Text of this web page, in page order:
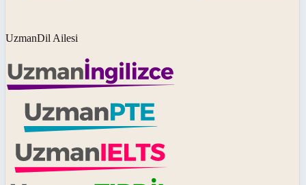
UzmanDil Ailesi